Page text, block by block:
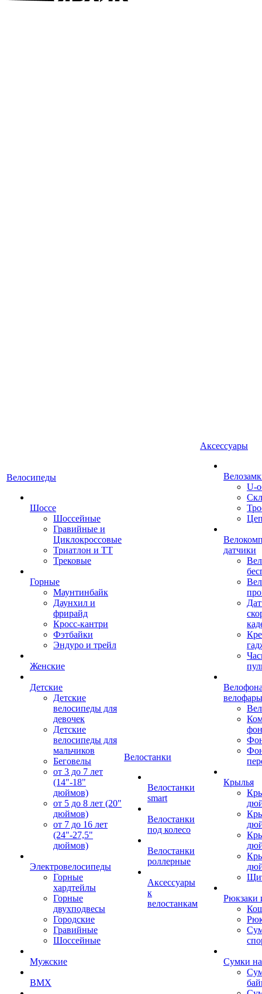
Велосипеды
Шоссе
Шоссейные
Гравийные и
Циклокроссовые
Триатлон и ТТ
Трековые
Горные
Маунтинбайк
Даунхил и
фрирайд
Кросс-кантри
Фэтбайки
Эндуро и трейл
Женские
Детские
Детские
велосипеды для
девочек
Детские
велосипеды для
мальчиков
Беговелы
от 3 до 7 лет
(14"-18"
дюймов)
от 5 до 8 лет (20"
дюймов)
от 7 до 16 лет
(24"-27,5"
дюймов)
Электровелосипеды
Горные
хардтейлы
Горные
двухподвесы
Городские
Гравийные
Шоссейные
Мужские
BMX
Велостанки
Велостанки
smart
Велостанки
под колесо
Велостанки
роллерные
Аксессуары
к
велостанкам
Аксессуары
U-
датчики
велофары
Крылья
Рюкзаки
Сумки